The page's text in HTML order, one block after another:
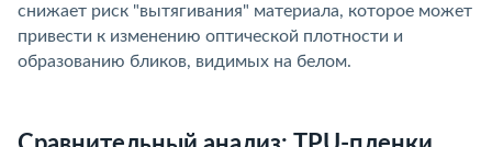
снижает риск "вытягивания" материала, которое может
привести к изменению оптической плотности и
образованию бликов, видимых на белом.